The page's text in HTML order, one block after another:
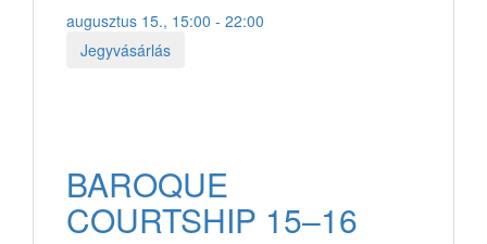
augusztus 15., 15:00 - 22:00
Jegyvásárlás
BAROQUE
COURTSHIP 15–16